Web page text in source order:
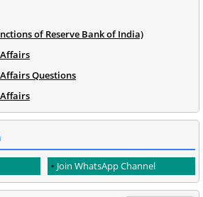
of Reserve Bank of India)
Questions
Join WhatsApp Channel